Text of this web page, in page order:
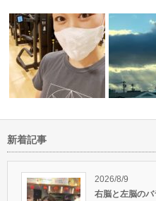
ティッ
緊急事態宣言にも大寒波にも負
けない健康な…
山梨出張
新着記事
2026/8/9
右脳と左脳の